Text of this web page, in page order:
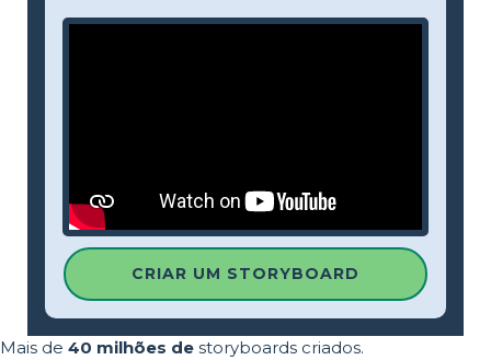
CRIAR UM STORYBOARD
Mais de 40 milhões de storyboards criados.